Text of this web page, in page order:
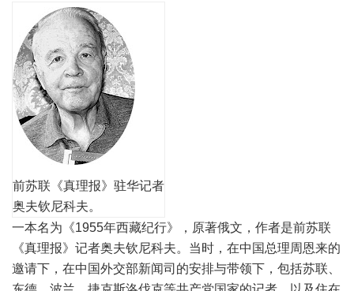
前苏联《真理报》驻华记者
奥夫钦尼科夫。
一本名为《1955年西藏纪行》，原著俄文，作者是前苏联
《真理报》记者奥夫钦尼科夫。当时，在中国总理周恩来的
邀请下，在中国外交部新闻司的安排与带领下，包括苏联、